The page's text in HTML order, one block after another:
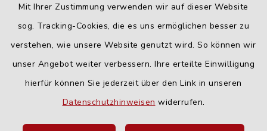
Mit Ihrer Zustimmung verwenden wir auf dieser Website
sog. Tracking-Cookies, die es uns ermöglichen besser zu
verstehen, wie unsere Website genutzt wird. So können wir
unser Angebot weiter verbessern. Ihre erteilte Einwilligung
hierfür können Sie jederzeit über den Link in unseren
Datenschutzhinweisen widerrufen.
Freitag:
geschlossen
Quicklinks